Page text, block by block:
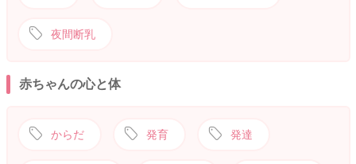
夜間断乳
赤ちゃんの心と体
からだ 発育 発達